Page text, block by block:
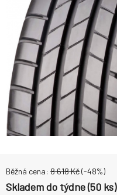
Běžná cena: 8 618Kč(-48%)
Skladem do týdne (50 ks)